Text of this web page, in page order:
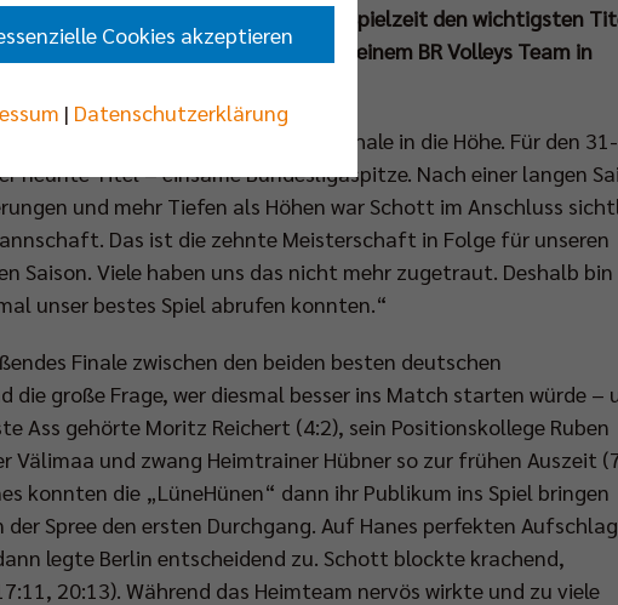
weite Strecken durchwachsenen Spielzeit den wichtigsten
es MVP Matthew Knigge und seinem BR Volleys Team in
BR Volleys Kapitän die Meisterschale in die Höhe. Für den 31-
neunte Titel – einsame Bundesligaspitze. Nach einer langen
und mehr Tiefen als Höhen war Schott im Anschluss
Das ist die zehnte Meisterschaft in Folge für unseren
Saison. Viele haben uns das nicht mehr zugetraut. Deshalb bin
unser bestes Spiel abrufen konnten.“
Finale zwischen den beiden besten deutschen
große Frage, wer diesmal besser ins Match starten würde –
Ass gehörte Moritz Reichert (4:2), sein Positionskollege Ruben
Välimaa und zwang Heimtrainer Hübner so zur frühen Auszeit
konnten die „LüneHünen“ dann ihr Publikum ins Spiel bringen
Spree den ersten Durchgang. Auf Hanes perfekten Aufschlag
legte Berlin entscheidend zu. Schott blockte krachend,
20:13). Während das Heimteam nervös wirkte und zu viele
Cookies akzeptieren
| Datenschutzerklärung